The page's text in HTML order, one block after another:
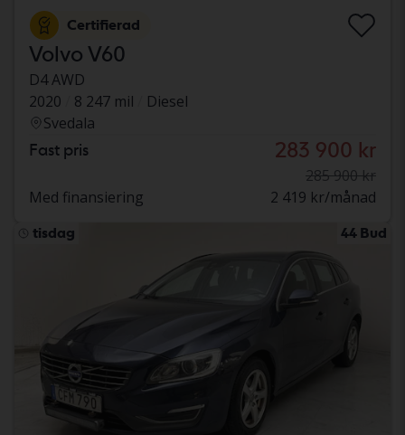
Certifierad
Volvo V60
D4 AWD
2020
8 247 mil
Diesel
Svedala
Fast pris 283 900 kr
285 900 kr
Med finansiering
2 419 kr/månad
tisdag 44 Bud